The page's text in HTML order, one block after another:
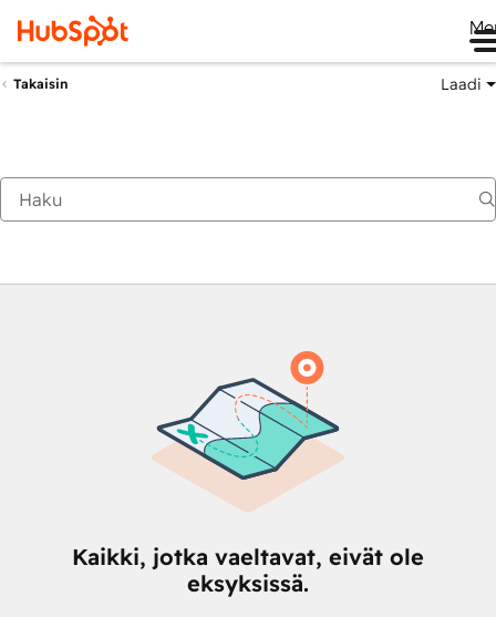
Takaisin Laadi
Kaikki, jotka vaeltavat, eivät ole
eksyksissä.